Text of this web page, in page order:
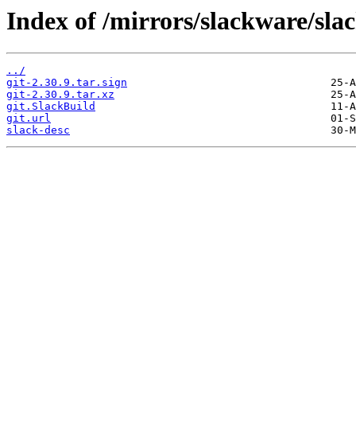
Index of /mirrors/slackware/
../
git-2.30.9.tar.sign
git-2.30.9.tar.xz
git.SlackBuild
git.url
slack-desc